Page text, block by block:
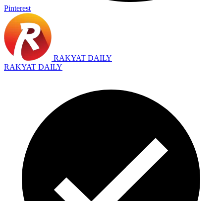
Pinterest
RAKYAT DAILY
RAKYAT DAILY